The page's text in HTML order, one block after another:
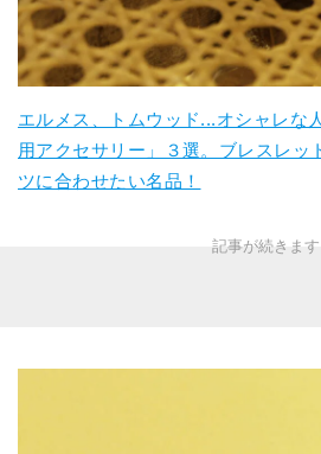
エルメス、トムウッド...オシャレな
用アクセサリー」３選。ブレスレッ
ツに合わせたい名品！